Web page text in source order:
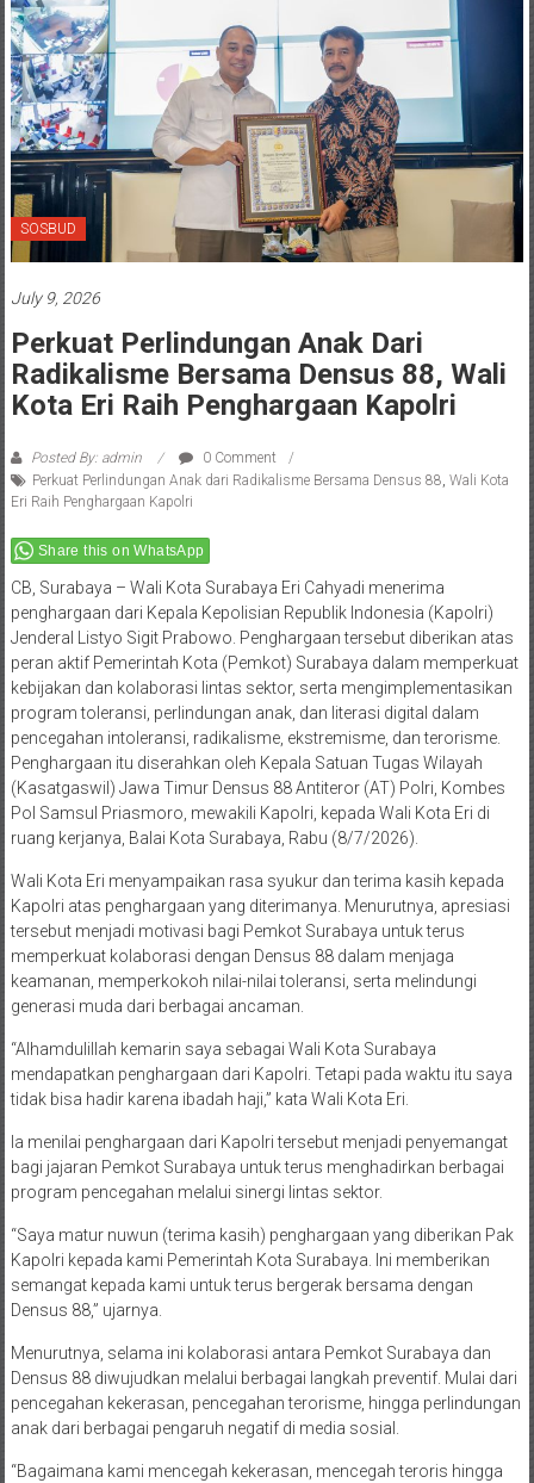
SOSBUD
July 9, 2026
Perkuat Perlindungan Anak Dari
Radikalisme Bersama Densus 88, Wali
Kota Eri Raih Penghargaan Kapolri
Posted By: admin
0 Comment
Perkuat Perlindungan Anak dari Radikalisme Bersama Densus 88, Wali Kota
Eri Raih Penghargaan Kapolri
Share this on WhatsApp
CB, Surabaya – Wali Kota Surabaya Eri Cahyadi menerima
penghargaan dari Kepala Kepolisian Republik Indonesia (Kapolri)
Jenderal Listyo Sigit Prabowo. Penghargaan tersebut diberikan atas
peran aktif Pemerintah Kota (Pemkot) Surabaya dalam memperkuat
kebijakan dan kolaborasi lintas sektor, serta mengimplementasikan
program toleransi, perlindungan anak, dan literasi digital dalam
pencegahan intoleransi, radikalisme, ekstremisme, dan terorisme.
Penghargaan itu diserahkan oleh Kepala Satuan Tugas Wilayah
(Kasatgaswil) Jawa Timur Densus 88 Antiteror (AT) Polri, Kombes
Pol Samsul Priasmoro, mewakili Kapolri, kepada Wali Kota Eri di
ruang kerjanya, Balai Kota Surabaya, Rabu (8/7/2026).
Wali Kota Eri menyampaikan rasa syukur dan terima kasih kepada
Kapolri atas penghargaan yang diterimanya. Menurutnya, apresiasi
tersebut menjadi motivasi bagi Pemkot Surabaya untuk terus
memperkuat kolaborasi dengan Densus 88 dalam menjaga
keamanan, memperkokoh nilai-nilai toleransi, serta melindungi
generasi muda dari berbagai ancaman.
“Alhamdulillah kemarin saya sebagai Wali Kota Surabaya
mendapatkan penghargaan dari Kapolri. Tetapi pada waktu itu saya
tidak bisa hadir karena ibadah haji,” kata Wali Kota Eri.
Ia menilai penghargaan dari Kapolri tersebut menjadi penyemangat
bagi jajaran Pemkot Surabaya untuk terus menghadirkan berbagai
program pencegahan melalui sinergi lintas sektor.
“Saya matur nuwun (terima kasih) penghargaan yang diberikan Pak
Kapolri kepada kami Pemerintah Kota Surabaya. Ini memberikan
semangat kepada kami untuk terus bergerak bersama dengan
Densus 88,” ujarnya.
Menurutnya, selama ini kolaborasi antara Pemkot Surabaya dan
Densus 88 diwujudkan melalui berbagai langkah preventif. Mulai dari
pencegahan kekerasan, pencegahan terorisme, hingga perlindungan
anak dari berbagai pengaruh negatif di media sosial.
“Bagaimana kami mencegah kekerasan, mencegah teroris hingga